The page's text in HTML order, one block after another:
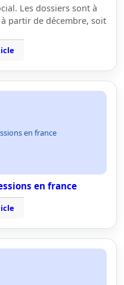
Les dossiers sont à
partir de décembre, soit
en france
en france